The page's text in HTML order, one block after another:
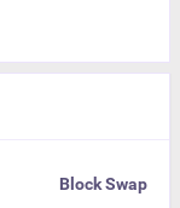
Block Swap